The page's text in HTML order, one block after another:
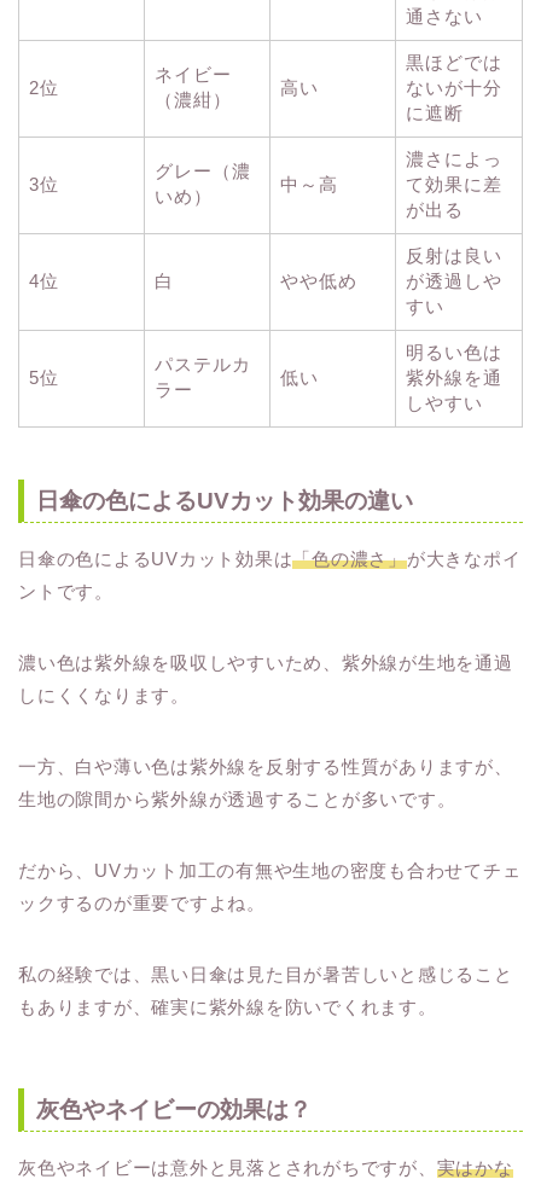
通さない
2位
ネイビー
（濃紺）
高い
黒ほどでは
ないが十分
に遮断
3位
グレー（濃
いめ）
中～高
濃さによっ
て効果に差
が出る
4位 白 やや低め
反射は良い
が透過しや
すい
5位
パステルカ
ラー
低い
明るい色は
紫外線を通
しやすい
日傘の色によるUVカット効果の違い
日傘の色によるUVカット効果は「色の濃さ」が大きなポイ
ントです。
濃い色は紫外線を吸収しやすいため、紫外線が生地を通過
しにくくなります。
一方、白や薄い色は紫外線を反射する性質がありますが、
生地の隙間から紫外線が透過することが多いです。
だから、UVカット加工の有無や生地の密度も合わせてチェ
ックするのが重要ですよね。
私の経験では、黒い日傘は見た目が暑苦しいと感じること
もありますが、確実に紫外線を防いでくれます。
灰色やネイビーの効果は？
灰色やネイビーは意外と見落とされがちですが、 実はかな